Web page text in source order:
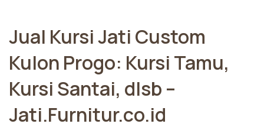
Jual Kursi Jati Custom
Kulon Progo: Kursi Tamu,
Kursi Santai, dlsb –
Jati.Furnitur.co.id